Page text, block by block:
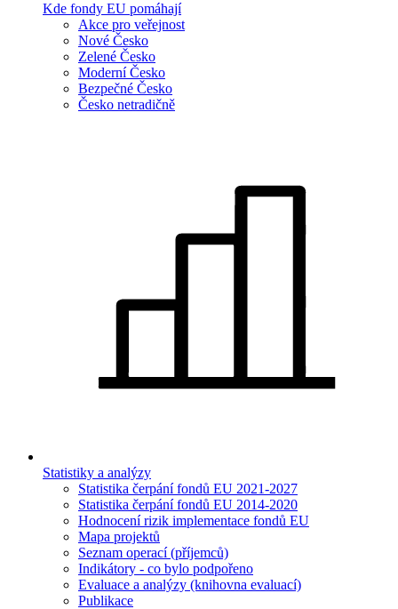
Kde fondy EU pomáhají
Akce pro veřejnost
Nové Česko
Zelené Česko
Moderní Česko
Bezpečné Česko
Česko netradičně
Statistiky a analýzy
Statistika čerpání fondů EU 2021-2027
Statistika čerpání fondů EU 2014-2020
Hodnocení rizik implementace fondů EU
Mapa projektů
Seznam operací (příjemců)
Indikátory - co bylo podpořeno
Evaluace a analýzy (knihovna evaluací)
Publikace